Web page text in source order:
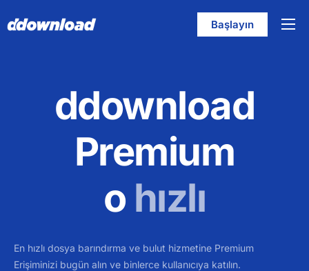
Yardım
Türkçe
Başlayın
ddownload
Premium
o hızlı
En hızlı dosya barındırma ve bulut hizmetine Premium
Erişiminizi bugün alın ve binlerce kullanıcıya katılın.